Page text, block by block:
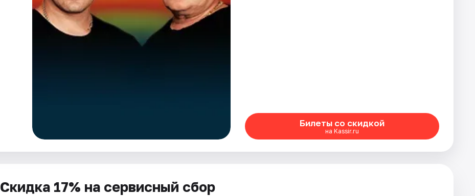
Билеты со скидкой
на Kassir.ru
Скидка 17% на сервисный сбор